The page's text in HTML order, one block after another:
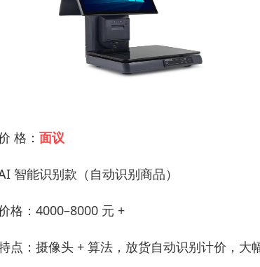
格： 面议
智能识别款（自动识别商品）
格：4000–8000 元 +
点：摄像头 + 算法，放货自动识别计价，大